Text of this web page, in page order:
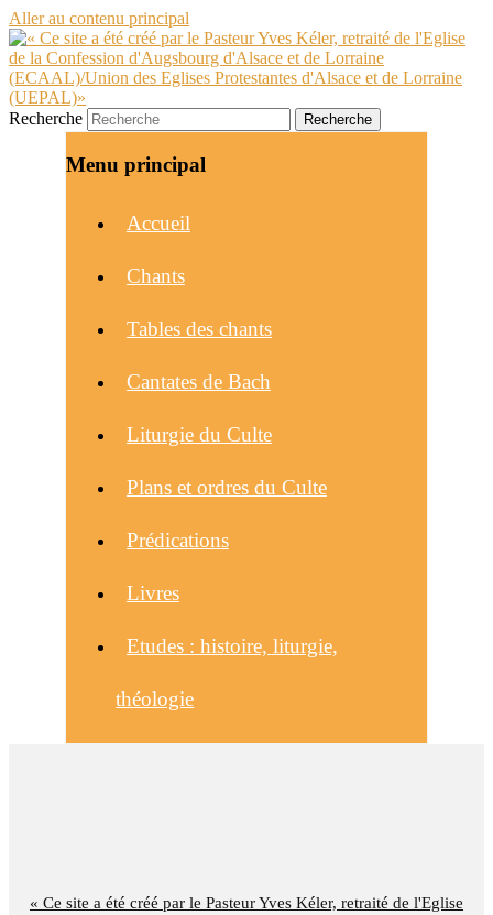
Aller au contenu principal
« Ce site a été créé par le Pasteur Yves Kéler, retraité de l'Eglise
Recherche
Menu principal
Accueil
Chants
Tables des chants
Cantates de Bach
Liturgie du Culte
Plans et ordres du Culte
Prédications
Livres
Etudes : histoire, liturgie,
théologie